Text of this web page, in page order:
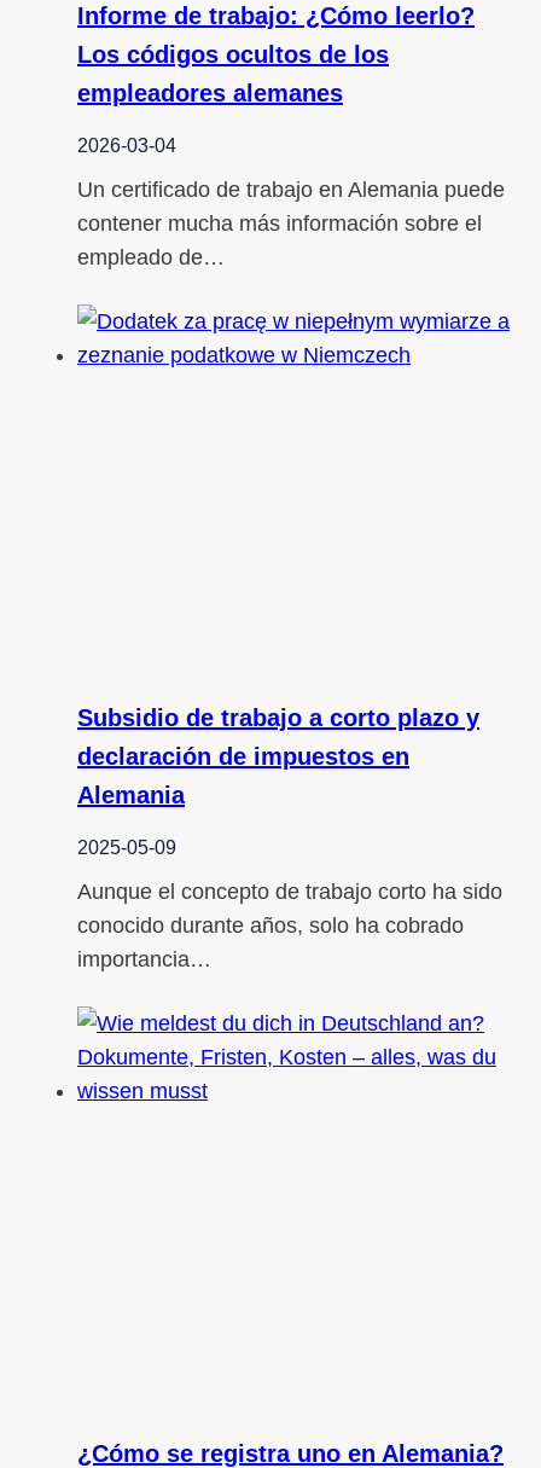
Informe de trabajo: ¿Cómo leerlo?
Los códigos ocultos de los
empleadores alemanes
2026-03-04
Un certificado de trabajo en Alemania puede
contener mucha más información sobre el
empleado de…
Subsidio de trabajo a corto plazo y
declaración de impuestos en
Alemania
2025-05-09
Aunque el concepto de trabajo corto ha sido
conocido durante años, solo ha cobrado
importancia…
¿Cómo se registra uno en Alemania?